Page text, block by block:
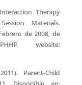
Therapy
Materials.
de 2008, de
website:
Parent-Child